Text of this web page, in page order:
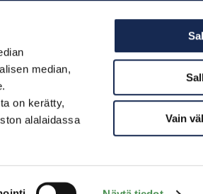
median,
on kerätty,
alalaidassa
Vain